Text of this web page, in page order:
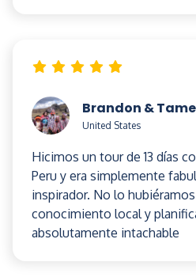
Brandon &
United States
Hicimos un tour de 13 días
Peru y era simplemente
inspirador. No lo
conocimiento local y
absolutamente intachable